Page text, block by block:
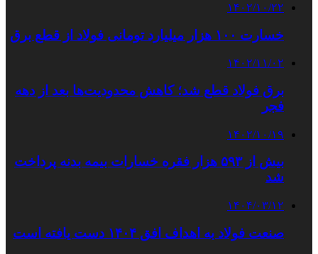
۱۴۰۲/۱۰/۲۲
خسارت ۱۰۰ هزار میلیارد تومانی فولاد از قطع برق
۱۴۰۲/۱۱/۰۲
برق فولاد قطع شد؛ کاهش محدودیت‌ها بعد از دهه
فجر
۱۴۰۲/۱۰/۱۹
بیش از ۵۹۳ هزار فقره خسارات بیمه بدنه پرداخت
شد
۱۴۰۴/۰۳/۱۲
صنعت فولاد به اهداف افق ۱۴۰۴ دست یافته است